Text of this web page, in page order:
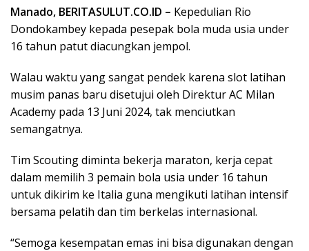
Manado, BERITASULUT.CO.ID – Kepedulian Rio
Dondokambey kepada pesepak bola muda usia under
16 tahun patut diacungkan jempol.
Walau waktu yang sangat pendek karena slot latihan
musim panas baru disetujui oleh Direktur AC Milan
Academy pada 13 Juni 2024, tak menciutkan
semangatnya.
Tim Scouting diminta bekerja maraton, kerja cepat
dalam memilih 3 pemain bola usia under 16 tahun
untuk dikirim ke Italia guna mengikuti latihan intensif
bersama pelatih dan tim berkelas internasional.
“Semoga kesempatan emas ini bisa digunakan dengan